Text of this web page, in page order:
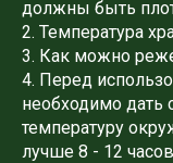
должны быть
2. Температура
3. Как можно
4. Перед
необходимо дать
температуру
лучше 8 - 12